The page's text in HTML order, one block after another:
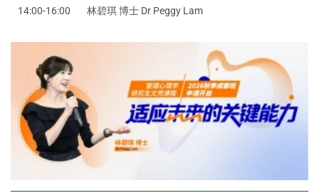
14:00-16:00 林碧琪 博士 Dr Peggy Lam